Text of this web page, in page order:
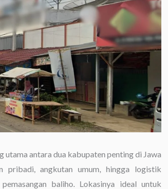
utama antara dua kabupaten penting di Jawa
pribadi, angkutan umum, hingga logistik
baliho. Lokasinya ideal untuk